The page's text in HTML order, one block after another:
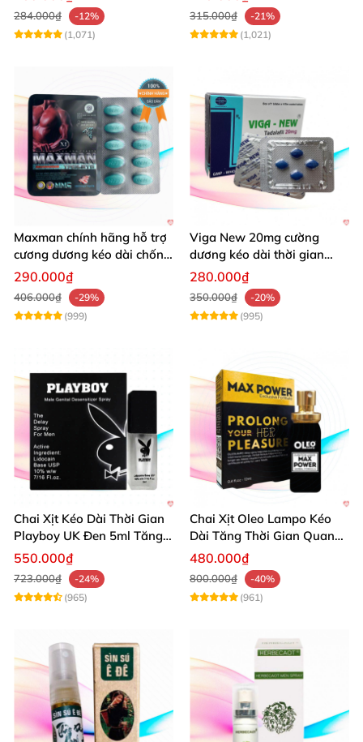
284.000₫
-12%
(1,071)
315.000₫
-21%
(1,021)
Maxman chính hãng hỗ trợ
cương dương kéo dài chống
xuất tinh sớm 10 viên
290.000₫
406.000₫
-29%
(999)
Viga New 20mg cường
dương kéo dài thời gian
chống xuất tinh hiệu quả
280.000₫
350.000₫
-20%
(995)
Chai Xịt Kéo Dài Thời Gian
Playboy UK Đen 5ml Tăng
Khoái Cảm
550.000₫
723.000₫
-24%
(965)
Chai Xịt Oleo Lampo Kéo
Dài Tăng Thời Gian Quan
Hệ Chính Hãng
480.000₫
800.000₫
-40%
(961)